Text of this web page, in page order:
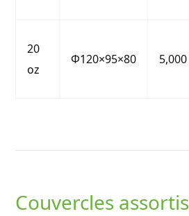
20
oz
Φ120×95×80 5,000
Couvercles assortis